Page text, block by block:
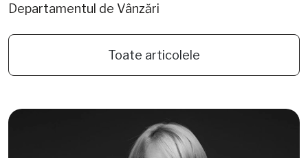
Departamentul de Vânzări
Toate articolele